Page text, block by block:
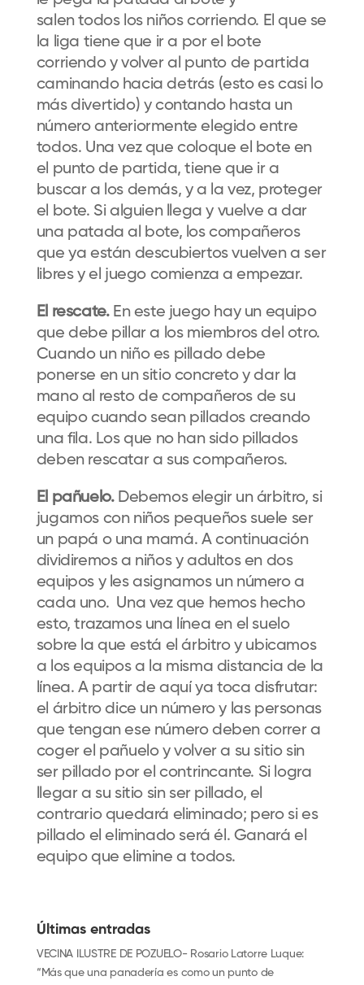
salen todos los niños corriendo. El que se
la liga tiene que ir a por el bote
corriendo y volver al punto de partida
caminando hacia detrás (esto es casi lo
más divertido) y contando hasta un
número anteriormente elegido entre
todos. Una vez que coloque el bote en
el punto de partida, tiene que ir a
buscar a los demás, y a la vez, proteger
el bote. Si alguien llega y vuelve a dar
una patada al bote, los compañeros
que ya están descubiertos vuelven a ser
libres y el juego comienza a empezar.
El rescate. En este juego hay un equipo
que debe pillar a los miembros del otro.
Cuando un niño es pillado debe
ponerse en un sitio concreto y dar la
mano al resto de compañeros de su
equipo cuando sean pillados creando
una fila. Los que no han sido pillados
deben rescatar a sus compañeros.
El pañuelo. Debemos elegir un árbitro, si
jugamos con niños pequeños suele ser
un papá o una mamá. A continuación
dividiremos a niños y adultos en dos
equipos y les asignamos un número a
cada uno. Una vez que hemos hecho
esto, trazamos una línea en el suelo
sobre la que está el árbitro y ubicamos
a los equipos a la misma distancia de la
línea. A partir de aquí ya toca disfrutar:
el árbitro dice un número y las personas
que tengan ese número deben correr a
coger el pañuelo y volver a su sitio sin
ser pillado por el contrincante. Si logra
llegar a su sitio sin ser pillado, el
contrario quedará eliminado; pero si es
pillado el eliminado será él. Ganará el
equipo que elimine a todos.
Últimas entradas
VECINA ILUSTRE DE POZUELO- Rosario Latorre Luque:
“Más que una panadería es como un punto de